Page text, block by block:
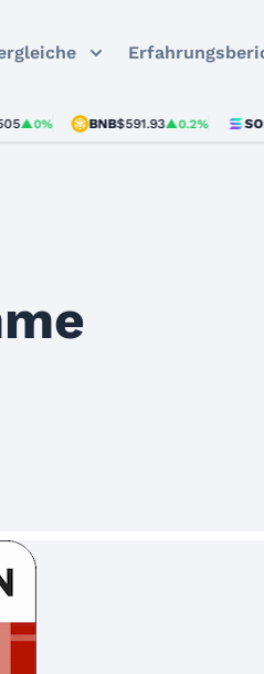
BNB$591.93▲0.2% SOL